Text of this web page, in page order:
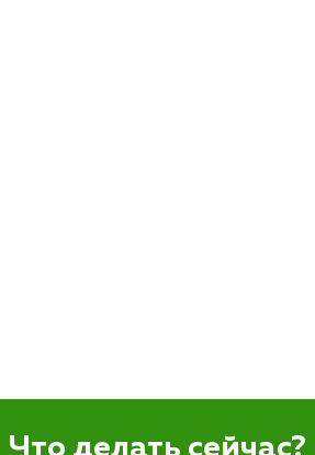
Что делать сейчас?